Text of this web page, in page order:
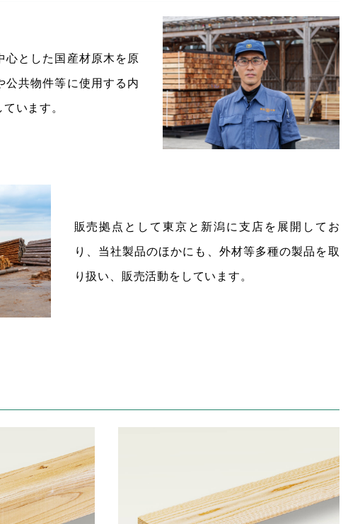
心とした国産材原木を原
共物件等に使用する内
います。
販売拠点として東京と新潟に支店を展開してお
り、当社製品のほかにも、外材等多種の製品を取
り扱い、販売活動をしています。